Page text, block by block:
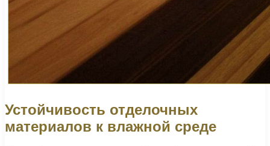
Устойчивость отделочных
материалов к влажной среде